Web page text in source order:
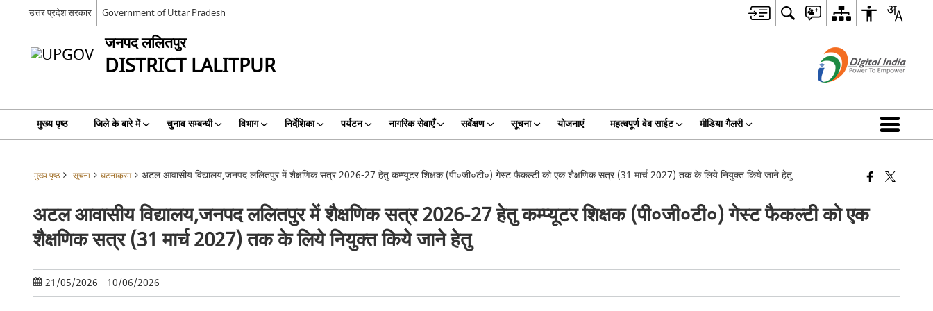
उत्तर प्रदेश सरकार Government of Uttar Pradesh
जनपद ललितपुर
DISTRICT LALITPUR
मुख्य पृष्ठ जिले के बारे में चुनाव सम्बन्धी विभाग निर्देशिका पर्यटन नागरिक सेवाएँ सर्वेक्षण सूचना योजनाएं महत्वपूर्ण वेब साईट मीडिया गैलरी
मुख्य पृष्ठ सूचना घटनाक्रम अटल आवासीय विद्यालय,जनपद ललितपुर में शैक्षणिक सत्र 2026-27 हेतु कम्प्यूटर शिक्षक (पी०जी०टी०) गेस्ट फैकल्टी को एक शैक्षणिक सत्र (31 मार्च 2027) तक के लिये नियुक्त किये जाने हेतु
अटल आवासीय विद्यालय,जनपद ललितपुर में शैक्षणिक सत्र 2026-27 हेतु कम्प्यूटर शिक्षक (पी०जी०टी०) गेस्ट फैकल्टी को एक
शैक्षणिक सत्र (31 मार्च 2027) तक के लिये नियुक्त किये जाने हेतु
21/05/2026 - 10/06/2026